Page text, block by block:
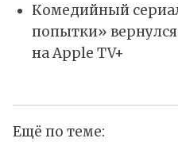
Комедийный
попытки»
на Apple TV+
Ещё по теме: